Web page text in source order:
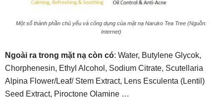
Một số thành phần chủ yếu và công dụng của mặt nạ Naruko Tea Tree (Nguồn:
Internet)
Ngoài ra trong mặt nạ còn có: Water, Butylene Glycok,
Chorphenesin, Ethyl Alcohol, Sodium Citrate, Scutellaria
Alpina Flower/Leaf/ Stem Extract, Lens Esculenta (Lentil)
Seed Extract, Piroctone Olamine …